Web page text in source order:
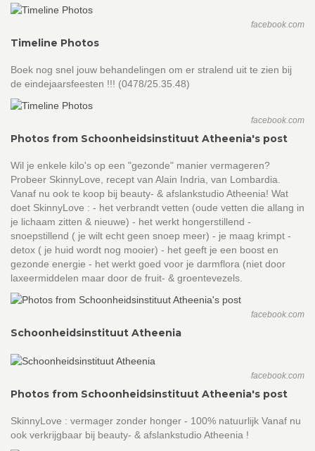
facebook.com
Timeline Photos
Boek nog snel jouw behandelingen om er stralend uit te zien bij
de eindejaarsfeesten !!! (0478/25.35.48)
facebook.com
Photos from Schoonheidsinstituut Atheenia's post
Wil je enkele kilo's op een "gezonde" manier vermageren?
Probeer SkinnyLove, recept van Alain Indria, van Lombardia.
Vanaf nu ook te koop bij beauty- & afslankstudio Atheenia! Wat
doet SkinnyLove : - het verbrandt vetten (oude vetten die allang in
je lichaam zitten & nieuwe) - het werkt hongerstillend -
snoepstillend ( je wilt echt geen snoep meer) - je maag krimpt -
detox ( je huid wordt nog mooier) - het geeft je een boost en
gezonde energie - het werkt goed voor je darmflora (niet door
laxeermiddelen maar door de fruit- & groentevezels.
facebook.com
Schoonheidsinstituut Atheenia
facebook.com
Photos from Schoonheidsinstituut Atheenia's post
SkinnyLove : vermager zonder honger - 100% natuurlijk Vanaf nu
ook verkrijgbaar bij beauty- & afslankstudio Atheenia !